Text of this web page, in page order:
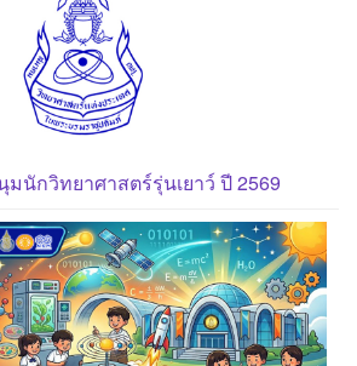
นักวิทยาศาสตร์รุ่นเยาว์ ปี 2569